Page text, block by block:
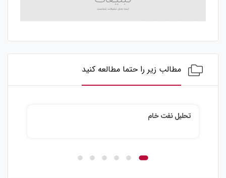
مطالب زیر را حتما مطالعه کنید
تحلیل نفت خام